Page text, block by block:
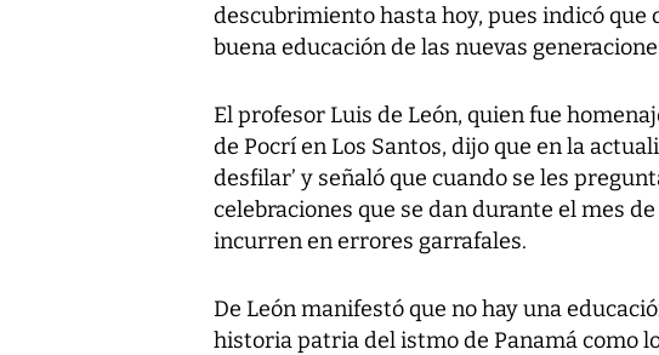
descubrimiento hasta hoy, pues indicó que
buena educación de las nuevas
El profesor Luis de León, quien fue
de Pocrí en Los Santos, dijo que en la
desfilar’ y señaló que cuando se les
celebraciones que se dan durante el mes
incurren en errores garrafales.
De León manifestó que no hay una
historia patria del istmo de Panamá como